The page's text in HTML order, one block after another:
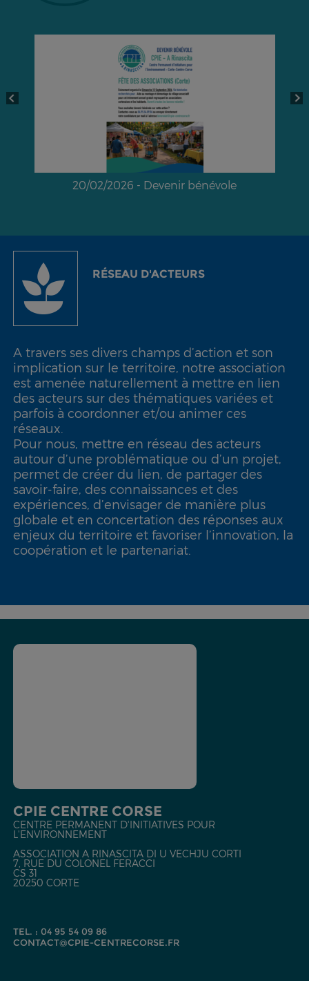
20/02/2026 - Devenir bénévole
RÉSEAU D'ACTEURS
A travers ses divers champs d’action et son
implication sur le territoire, notre association
est amenée naturellement à mettre en lien
des acteurs sur des thématiques variées et
parfois à coordonner et/ou animer ces
réseaux.
Pour nous, mettre en réseau des acteurs
autour d’une problématique ou d’un projet,
permet de créer du lien, de partager des
savoir-faire, des connaissances et des
expériences, d’envisager de manière plus
globale et en concertation des réponses aux
enjeux du territoire et favoriser l’innovation, la
coopération et le partenariat.
CPIE CENTRE CORSE
CENTRE PERMANENT D'INITIATIVES POUR
L'ENVIRONNEMENT
ASSOCIATION A RINASCITA DI U VECHJU CORTI
7, RUE DU COLONEL FERACCI
CS 31
20250 CORTE
TEL. : 04 95 54 09 86
CONTACT@CPIE-CENTRECORSE.FR